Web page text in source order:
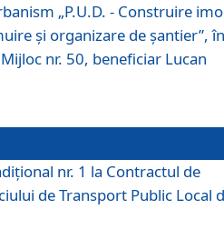
„P.U.D. - Construire
și organizare de șantier”, în
nr. 50, beneficiar Lucan
nr. 1 la Contractul de
de Transport Public Local